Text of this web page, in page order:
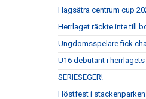
Hagsätra centrum cup
Herrlaget räckte inte till
Ungdomsspelare fick
U16 debutant i
SERIESEGER!
Höstfest i